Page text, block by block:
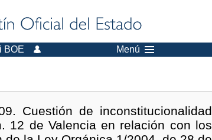
BOE Menú
Cuestión de inconstitucionalidad
12 de Valencia en relación con los